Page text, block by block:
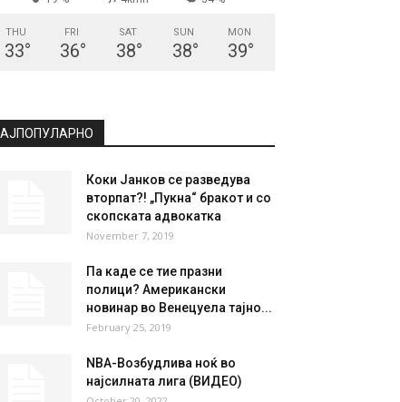
СКОПЈЕ
33.9
4kmh 34 %
38 ° 38°
Коки Јанков се разведува